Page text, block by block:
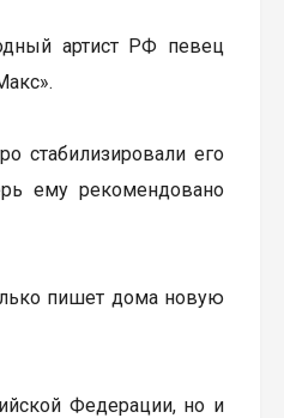
артист РФ певец
стабилизировали его
ему рекомендовано
пишет дома новую
Федерации, но и